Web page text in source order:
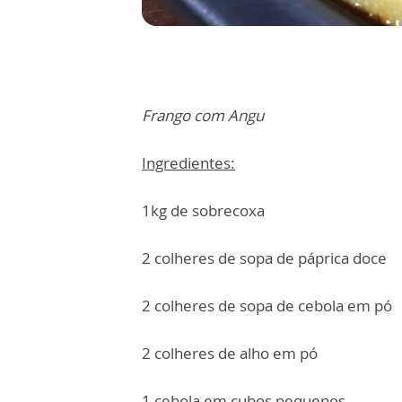
Frango com Angu
Ingredientes:
1kg de sobrecoxa
2 colheres de sopa de páprica doce
2 colheres de sopa de cebola em pó
2 colheres de alho em pó